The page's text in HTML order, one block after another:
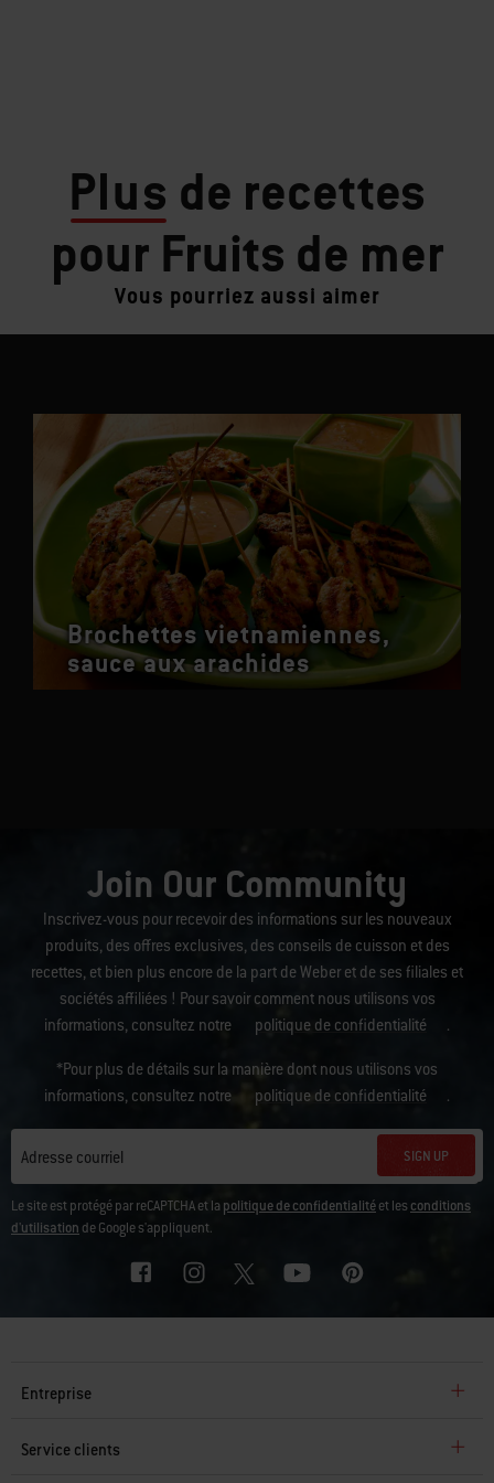
Plus de recettes
pour Fruits de mer
Vous pourriez aussi aimer
Brochettes vietnamiennes,
sauce aux arachides
Join Our Community
Inscrivez-vous pour recevoir des informations sur les nouveaux
produits, des offres exclusives, des conseils de cuisson et des
recettes, et bien plus encore de la part de Weber et de ses filiales et
sociétés affiliées ! Pour savoir comment nous utilisons vos
informations, consultez notre
politique de confidentialité .
*Pour plus de détails sur la manière dont nous utilisons vos
informations, consultez notre
politique de confidentialité .
Adresse courriel SIGN UP
Le site est protégé par reCAPTCHA et la politique de confidentialitéet les conditions
d'utilisation de Google s'appliquent.
Entreprise
Service clients